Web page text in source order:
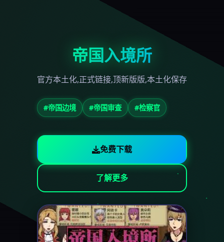
帝国入境所
官方本土化,正式链接,顶新版版,本土化保存
#帝国边境 #帝国审查 #检察官
免费下载
了解更多